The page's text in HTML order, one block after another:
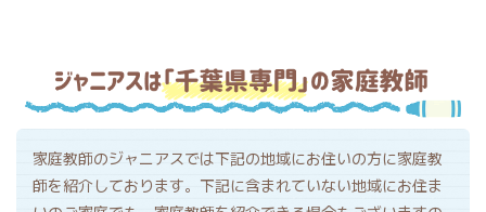
家庭教師のジャニアスでは下記の地域にお住いの方に家庭教
師を紹介しております。下記に含まれていない地域にお住ま